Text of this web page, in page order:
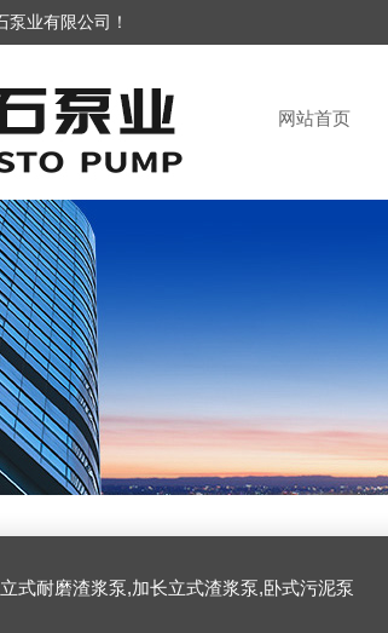
业有限公司！
网站首页
立式耐磨渣浆泵,加长立式渣浆泵,卧式污泥泵